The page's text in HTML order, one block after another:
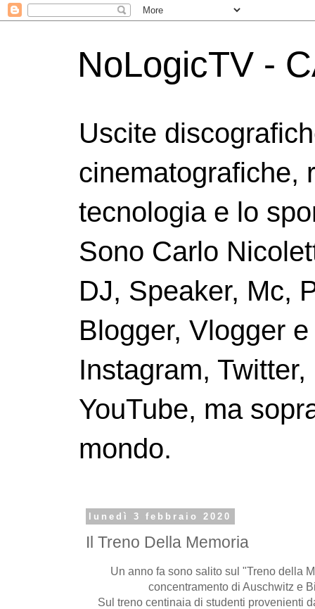
NoLogicTV -
Uscite
cinematografiche,
tecnologia e lo
Sono Carlo
DJ, Speaker, Mc,
Blogger, Vlogger
Instagram,
YouTube, ma
mondo.
lunedì 3 febbraio 2020
Il Treno Della Memoria
Un anno fa sono salito sul "Treno della
concentramento di Auschwitz e
Sul treno centinaia di studenti provenienti